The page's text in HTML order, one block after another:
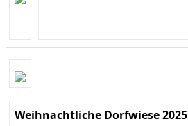
Weihnachtliche Dorfwiese 2025